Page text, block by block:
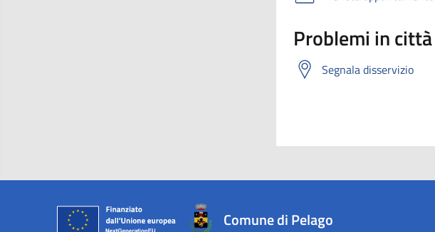
Problemi in città
Segnala disservizio
Comune di Pelago